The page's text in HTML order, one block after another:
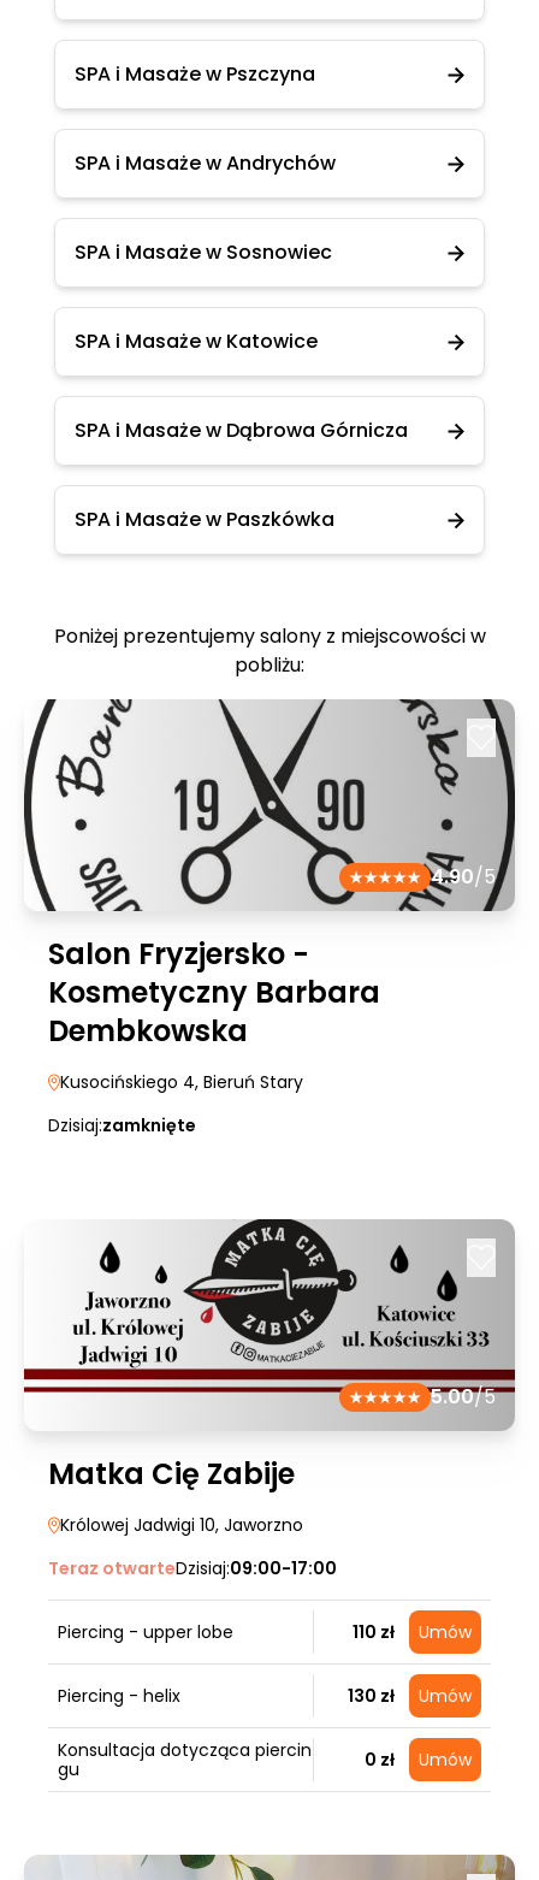
SPA i Masaże w Pszczyna
SPA i Masaże w Andrychów
SPA i Masaże w Sosnowiec
SPA i Masaże w Katowice
SPA i Masaże w Dąbrowa Górnicza
SPA i Masaże w Paszkówka
Poniżej prezentujemy salony z miejscowości w
pobliżu:
4.90/5
Salon Fryzjersko -
Kosmetyczny Barbara
Dembkowska
Kusocińskiego 4, Bieruń Stary
Dzisiaj:zamknięte
5.00/5
Matka Cię Zabije
Królowej Jadwigi 10, Jaworzno
Teraz otwarteDzisiaj:09:00-17:00
Piercing - upper lobe 110 zł Umów
Piercing - helix 130 zł Umów
Konsultacja dotycząca piercin
gu
0 zł Umów